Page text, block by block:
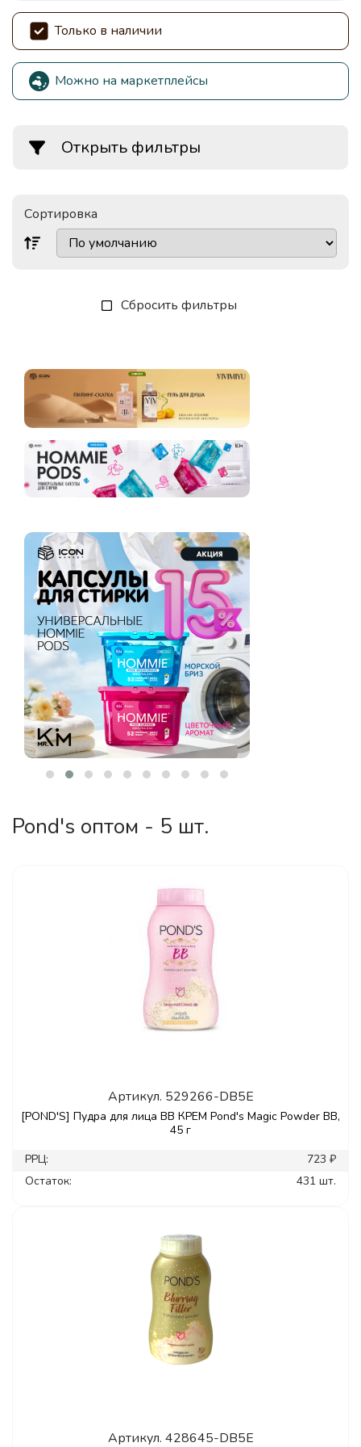
Только в наличии
Можно на маркетплейсы
Открыть фильтры
Сортировка
Сбросить фильтры
Pond's оптом - 5 шт.
Артикул. 529266-DB5E
[POND'S] Пудра для лица ВВ КРЕМ Pond's Magic Powder BB,
45 г
РРЦ:
723 ₽
Остаток:
431 шт.
Артикул. 428645-DB5E